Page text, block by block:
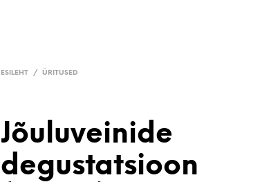
ESILEHT / ÜRITUSED
Jõuluveinide
degustatsioon